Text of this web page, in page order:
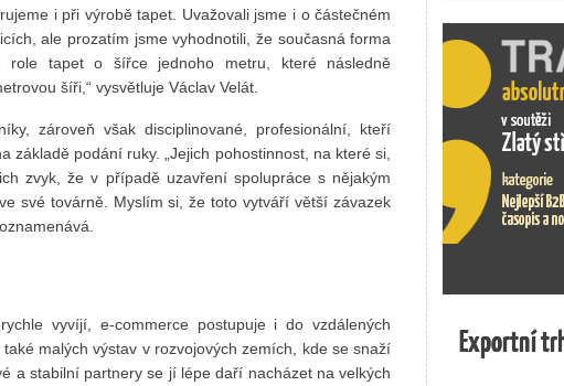
i při výrobě tapet. Uvažovali jsme i o částečném
ale prozatím jsme vyhodnotili, že současná forma
role tapet o šířce jednoho metru, které následně
šíři,“ vysvětluje Václav Velát.
zároveň však disciplinované, profesionální, kteří
podání ruky. „Jejich pohostinnost, na které si,
zvyk, že v případě uzavření spolupráce s nějakým
své továrně. Myslím si, že toto vytváří větší závazek
vyvíjí, e-commerce postupuje i do vzdálených
malých výstav v rozvojových zemích, kde se snaží
a stabilní partnery se jí lépe daří nacházet na velkých
nejen
příběh.
Exportní
Exportní